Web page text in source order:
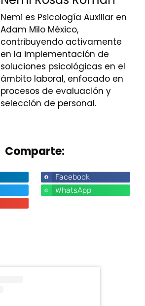
Nemi es Psicología Auxiliar en
Adam Milo México,
contribuyendo activamente
en la implementación de
soluciones psicológicas en el
ámbito laboral, enfocado en
procesos de evaluación y
selección de personal.
Comparte:
Facebook
WhatsApp